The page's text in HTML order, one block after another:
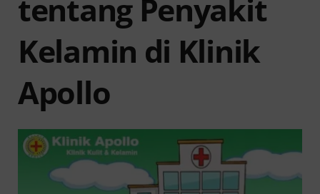
tentang Penyakit
Kelamin di Klinik
Apollo